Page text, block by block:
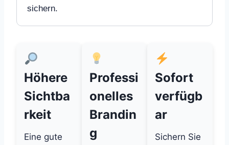
sichern.
Höhere
Sichtba
rkeit
Eine gute
Professi
onelles
Brandin
g
Sofort
verfügb
ar
Sichern Sie